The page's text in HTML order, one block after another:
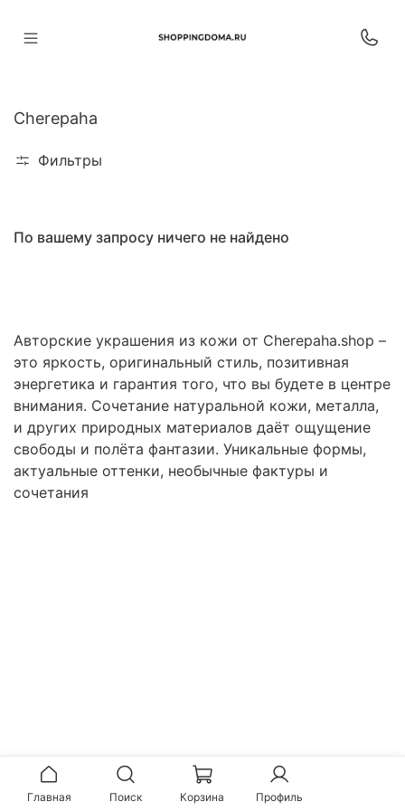
Cherepaha
Фильтры
По вашему запросу ничего не найдено
Авторские украшения из кожи от Cherepaha.shop –
это яркость, оригинальный стиль, позитивная
энергетика и гарантия того, что вы будете в центре
внимания. Сочетание натуральной кожи, металла,
и других природных материалов даёт ощущение
свободы и полёта фантазии. Уникальные формы,
актуальные оттенки, необычные фактуры и
сочетания
Главная Поиск Корзина Профиль